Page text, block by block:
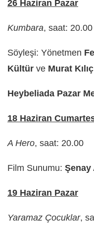
26 Haziran Pazar
Kumbara, saat: 20.00
Söyleşi: Yönetmen
Kültür ve Murat Kılıç
Heybeliada Pazar
18 Haziran
A Hero, saat: 20.00
Film Sunumu: Şenay
19 Haziran Pazar
Yaramaz Çocuklar,